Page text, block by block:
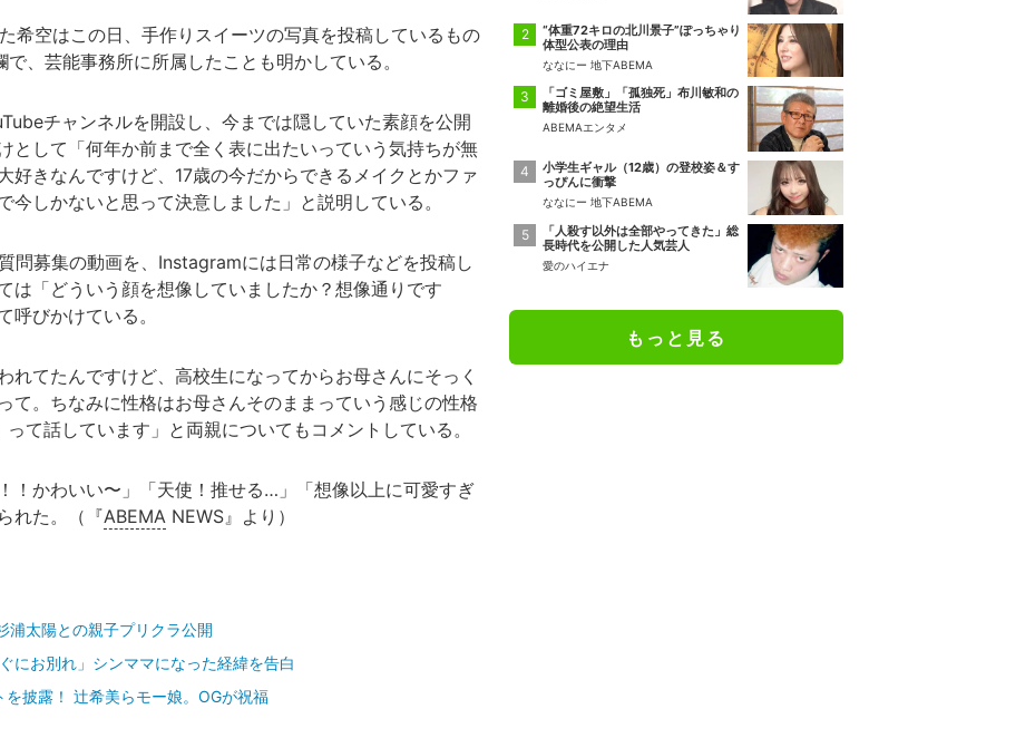
希空はこの日、手作りスイーツの写真を投稿しているもの
、芸能事務所に所属したことも明かしている。
チャンネルを開設し、今までは隠していた素顔を公開
として「何年か前まで全く表に出たいっていう気持ちが無
好きなんですけど、17歳の今だからできるメイクとかファ
今しかないと思って決意しました」と説明している。
問募集の動画を、Instagramには日常の様子などを投稿し
は「どういう顔を想像していましたか？想像通りです
呼びかけている。
てたんですけど、高校生になってからお母さんにそっく
て。ちなみに性格はお母さんそのままっていう感じの性格
て話しています」と両親についてもコメントしている。
！かわいい〜」「天使！推せる…」「想像以上に可愛すぎ
れた。（『ABEMA NEWS』より）
浦太陽との親子プリクラ公開
にお別れ」シンママになった経緯を告白
披露！ 辻希美らモー娘。OGが祝福
“体重72キロの北川景子”ぽっちゃり
体型公表の理由
ななにー 地下ABEMA
「ゴミ屋敷」「孤独死」布川敏和の
離婚後の絶望生活
ABEMAエンタメ
小学生ギャル（12歳）の登校姿＆す
っぴんに衝撃
ななにー 地下ABEMA
「人殺す以外は全部やってきた」総
長時代を公開した人気芸人
愛のハイエナ
もっと見る